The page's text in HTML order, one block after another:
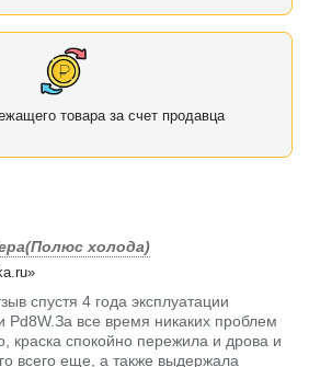
товара за счет продавца
холода)
спустя 4 года эксплуатации
Pd8W.За все время никаких проблем
краска спокойно пережила и дрова и
всего еще, а также выдержала